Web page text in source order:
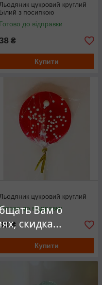
Вам о
скидка...
Льодяник цукровий круглий
Білий з посипкою
Готово до відправки
₴
Купити
Льодяник цукровий круглий
Готово до відправки
₴
Купити